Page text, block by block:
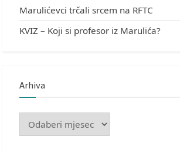
Marulićevci trčali srcem na RFTC
KVIZ – Koji si profesor iz Marulića?
Arhiva